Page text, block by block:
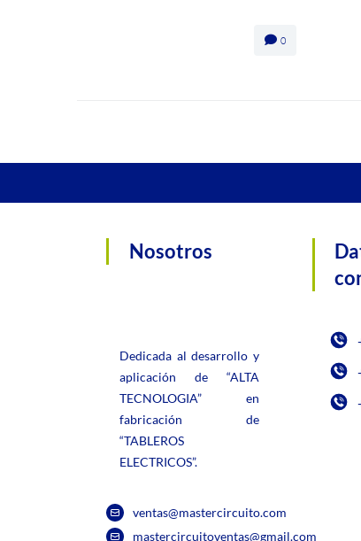
0
Nosotros
Dedicada al desarrollo y
aplicación de “ALTA
TECNOLOGIA” en
fabricación de
“TABLEROS
ELECTRICOS”.
ventas@mastercircuito.com
mastercircuitoventas@gmail.com